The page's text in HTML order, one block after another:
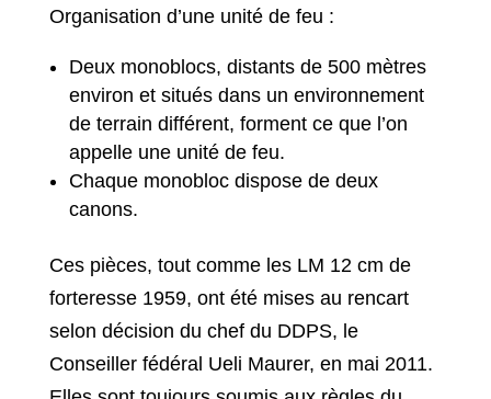
Organisation d’une unité de feu :
Deux monoblocs, distants de 500 mètres
environ et situés dans un environnement
de terrain différent, forment ce que l’on
appelle une unité de feu.
Chaque monobloc dispose de deux
canons.
Ces pièces, tout comme les LM 12 cm de
forteresse 1959, ont été mises au rencart
selon décision du chef du DDPS, le
Conseiller fédéral Ueli Maurer, en mai 2011.